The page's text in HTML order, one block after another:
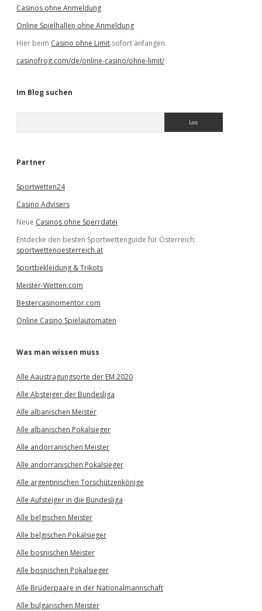
Casinos ohne Anmeldung
Online Spielhallen ohne Anmeldung
Hier beim Casino ohne Limit sofort anfangen.
casinofrog.com/de/online-casino/ohne-limit/
Im Blog suchen
e
Partner
Sportwetten24
Casino Advisers
Neue Casinos ohne Sperrdatei
Entdecke den besten Sportwettenguide für Österreich:
sportwettenoesterreich.at
Sportbekleidung & Trikots
Meister-Wetten.com
Bestercasinomentor.com
Online Casino Spielautomaten
Was man wissen muss
Alle Aaustragungsorte der EM 2020
Alle Absteiger der Bundesliga
Alle albanischen Meister
Alle albanischen Pokalsieger
Alle andorranischen Meister
Alle andorranischen Pokalsieger
Alle argentinischen Torschützenkönige
Alle Aufsteiger in die Bundesliga
Alle belgischen Meister
Alle belgischen Pokalsieger
Alle bosnischen Meister
Alle bosnischen Pokalsieger
Alle Brüderpaare in der Nationalmannschaft
Alle bulgarischen Meister